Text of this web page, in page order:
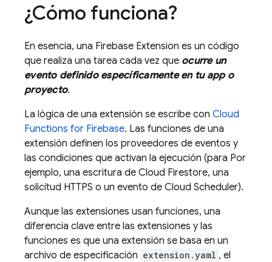
¿Cómo funciona?
En esencia, una Firebase Extension es un código
que realiza una tarea cada vez que ocurre un
evento definido específicamente en tu app o
proyecto.
La lógica de una extensión se escribe con Cloud
Functions for Firebase. Las funciones de una
extensión definen los proveedores de eventos y
las condiciones que activan la ejecución (para Por
ejemplo, una escritura de Cloud Firestore, una
solicitud HTTPS o un evento de Cloud Scheduler).
Aunque las extensiones usan funciones, una
diferencia clave entre las extensiones y las
funciones es que una extensión se basa en un
archivo de especificación extension.yaml , el